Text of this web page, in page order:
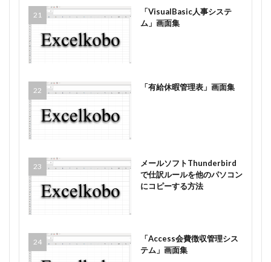
「VisualBasic人事システ
ム」画面集
「有給休暇管理表」画面集
メールソフトThunderbird
で仕訳ルールを他のパソコン
にコピーする方法
「Access会費徴収管理シス
テム」画面集